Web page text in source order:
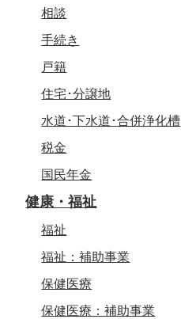
相談
手続き
戸籍
住宅･分譲地
水道･下水道･合併浄化槽
税金
国民年金
健康・福祉
福祉
福祉：補助事業
保健医療
保健医療：補助事業